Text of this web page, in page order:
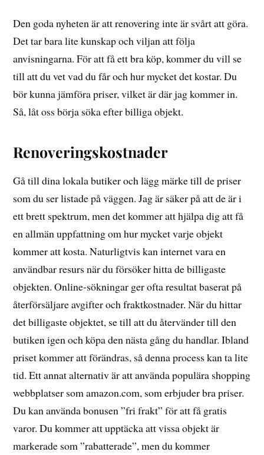
Den goda nyheten är att renovering inte är svårt att göra.
Det tar bara lite kunskap och viljan att följa
anvisningarna. För att få ett bra köp, kommer du vill se
till att du vet vad du får och hur mycket det kostar. Du
bör kunna jämföra priser, vilket är där jag kommer in.
Så, låt oss börja söka efter billiga objekt.
Renoveringskostnader
Gå till dina lokala butiker och lägg märke till de priser
som du ser listade på väggen. Jag är säker på att de är i
ett brett spektrum, men det kommer att hjälpa dig att få
en allmän uppfattning om hur mycket varje objekt
kommer att kosta. Naturligtvis kan internet vara en
användbar resurs när du försöker hitta de billigaste
objekten. Online-sökningar ger ofta resultat baserat på
återförsäljare avgifter och fraktkostnader. När du hittar
det billigaste objektet, se till att du återvänder till den
butiken igen och köpa den nästa gång du handlar. Ibland
priset kommer att förändras, så denna process kan ta lite
tid. Ett annat alternativ är att använda populära shopping
webbplatser som amazon.com, som erbjuder bra priser.
Du kan använda bonusen ”fri frakt” för att få gratis
varor. Du kommer att upptäcka att vissa objekt är
markerade som ”rabatterade”, men du kommer